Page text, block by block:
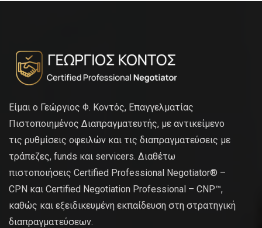
Είμαι ο Γεώργιος Φ. Κοντός, Επαγγελματίας
Πιστοποιημένος Διαπραγματευτής, με αντικείμενο
τις ρυθμίσεις οφειλών και τις διαπραγματεύσεις με
τράπεζες, funds και servicers. Διαθέτω
πιστοποιήσεις Certified Professional Negotiator® –
CPN και Certified Negotiation Professional – CNP™,
καθώς και εξειδικευμένη εκπαίδευση στη στρατηγική
διαπραγματεύσεων.